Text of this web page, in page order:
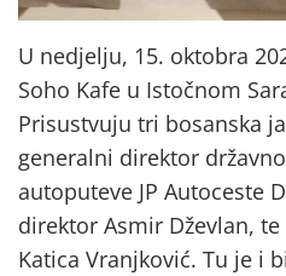
U nedjelju, 15. oktobra
Soho Kafe u Istočnom
Prisustvuju tri bosanska
generalni direktor
autoputeve JP Autoceste
direktor Asmir Dževlan,
Katica Vranjković. Tu je i